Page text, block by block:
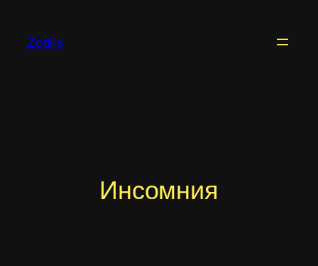
содержимому
Zetiks
Инсомния